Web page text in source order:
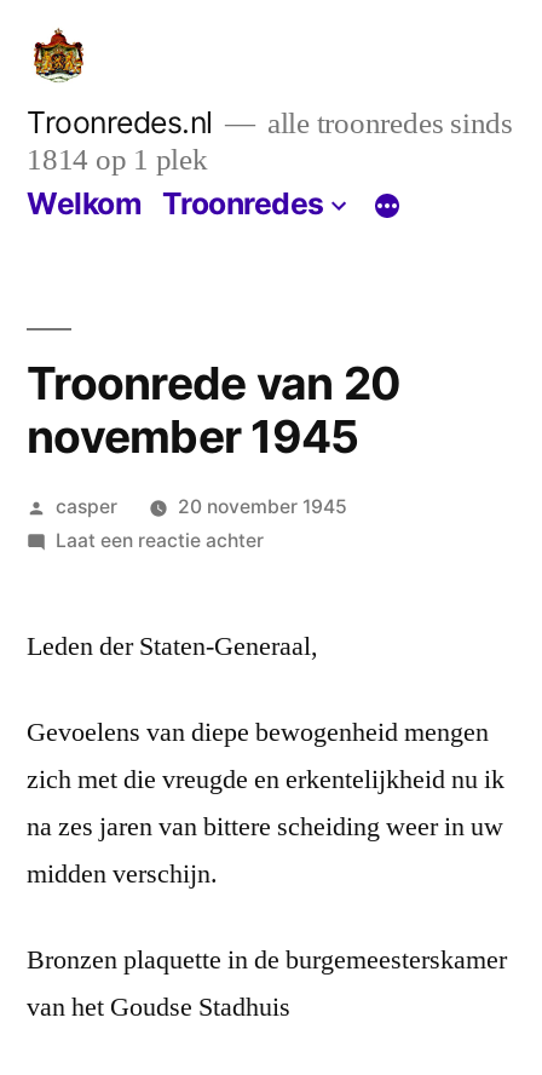
naar
inhoud
Troonredes.nl
alle troonredes sinds
1814 op 1 plek
Welkom Troonredes
Troonrede van 20
november 1945
Geplaatst
door
casper
20 november 1945
Laat een reactie achterop
20
Leden der Staten-Generaal,
Gevoelens van diepe bewogenheid mengen
zich met die vreugde en erkentelijkheid nu ik
na zes jaren van bittere scheiding weer in uw
midden verschijn.
Bronzen plaquette in de burgemeesterskamer
van het Goudse Stadhuis